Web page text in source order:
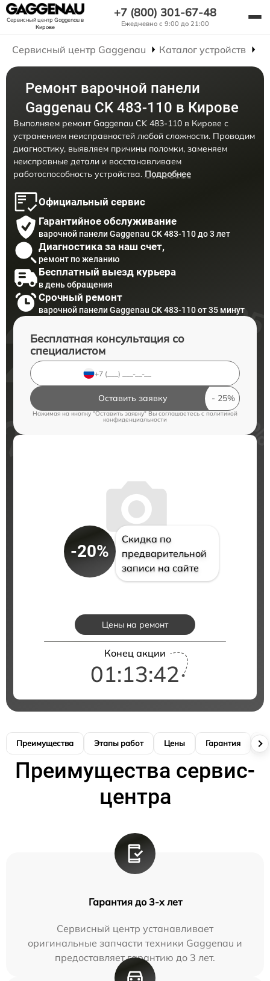
Сервисный центр Gaggenauв
Кирове
+7 (800) 301-67-48
Ежедневно с 9:00 до 21:00
Сервисный центр Gaggenau Каталог устройств
Ремонт варочной панели
Gaggenau CK 483-110 в Кирове
Выполняем ремонт Gaggenau CK 483-110 в Кирове с
устранением неисправностей любой сложности. Проводим
диагностику, выявляем причины поломки, заменяем
неисправные детали и восстанавливаем
работоспособность устройства. Подробнее
Официальный сервис
Гарантийное обслуживание
варочной панели Gaggenau CK 483-110 до 3 лет
Диагностика за наш счет,
ремонт по желанию
Бесплатный выезд курьера
в день обращения
Срочный ремонт
варочной панели Gaggenau CK 483-110 от 35 минут
Бесплатная консультация со
специалистом
Оставить заявку
Нажимая на кнопку "Оставить заявку" Вы соглашаетесь c политикой
конфиденциальности
-20%
Скидка по
предварительной
записи на сайте
Цены на ремонт
Конец акции
01:13:41
Преимущества Этапы работ Цены Гарантия
Преимущества сервис-
центра
Гарантия до 3-х лет
Сервисный центр устанавливает
оригинальные запчасти техники Gaggenau и
предоставляет гарантию до 3 лет.